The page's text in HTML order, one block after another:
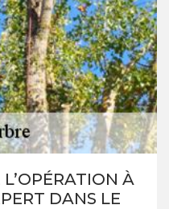
À
DANS LE